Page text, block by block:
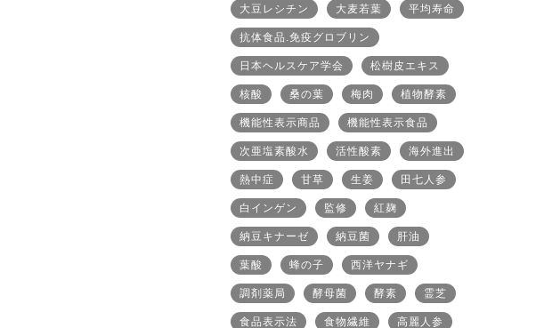
大豆レシチン 大麦若葉 平均寿命
抗体食品.免疫グロブリン
日本ヘルスケア学会 松樹皮エキス
核酸 桑の葉 梅肉 植物酵素
機能性表示商品 機能性表示食品
次亜塩素酸水 活性酸素 海外進出
熱中症 甘草 生姜 田七人参
白インゲン 監修 紅麹
納豆キナーゼ 納豆菌 肝油
葉酸 蜂の子 西洋ヤナギ
調剤薬局 酵母菌 酵素 霊芝
食品表示法 食物繊維 高麗人参